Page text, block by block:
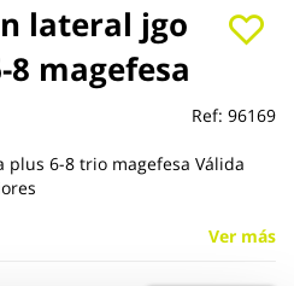
lateral jgo
magefesa
Ref: 96169
6-8 trio magefesa Válida
Ver más